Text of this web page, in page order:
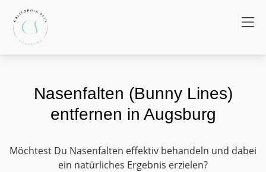
Nasenfalten (Bunny Lines)
entfernen in Augsburg
Möchtest Du Nasenfalten effektiv behandeln und dabei
ein natürliches Ergebnis erzielen?